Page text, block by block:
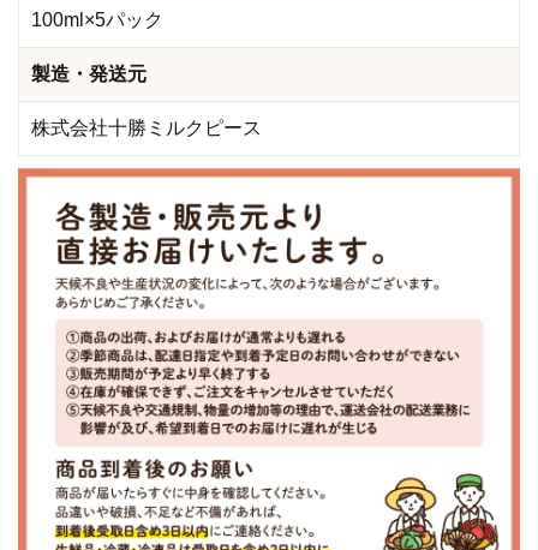
100ml×5パック
製造・発送元
株式会社十勝ミルクピース